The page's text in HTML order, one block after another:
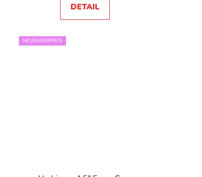
DETAIL
NEUJAHRSPREIS